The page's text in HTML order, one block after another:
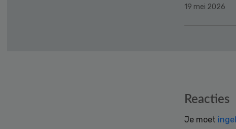
19 mei 2026
Reacties
Je moet